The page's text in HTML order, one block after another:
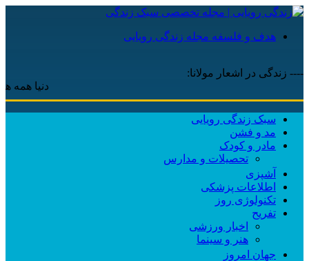
هدف و فلسفه مجله زندگی رویایی
---- زندگی در اشعار مولانا:
دنیا همه هیچ و
سبک زندگی رویایی
مد و فشن
مادر و کودک
تحصیلات و مدارس
آشپزی
اطلاعات پزشکی
تکنولوژی روز
تفریح
اخبار ورزشی
هنر و سینما
جهان امروز